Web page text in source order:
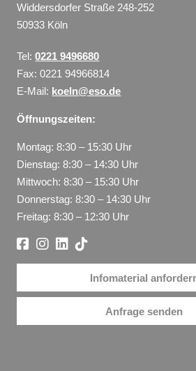
Widdersdorfer Straße 248-252
50933 Köln
Tel:0221 9496680
Fax: 0221 94966814
E-Mail: koeln@eso.de
Öffnungszeiten:
Montag: 8:30 – 15:30 Uhr
Dienstag: 8:30 – 14:30 Uhr
Mittwoch: 8:30 – 15:30 Uhr
Donnerstag: 8:30 – 14:30 Uhr
Freitag: 8:30 – 12:30 Uhr
Infomaterial
Anfrage senden